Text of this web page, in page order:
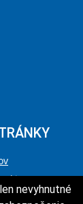
nevyhnutné